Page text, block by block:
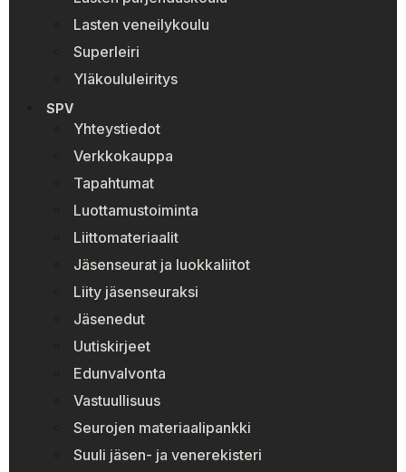
Lasten veneilykoulu
Superleiri
Yläkoululeiritys
SPV
Yhteystiedot
Verkkokauppa
Tapahtumat
Luottamustoiminta
Liittomateriaalit
Jäsenseurat ja luokkaliitot
Liity jäsenseuraksi
Jäsenedut
Uutiskirjeet
Edunvalvonta
Vastuullisuus
Seurojen materiaalipankki
Suuli jäsen- ja venerekisteri